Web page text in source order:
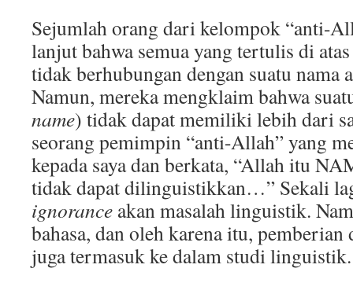
Sejumlah orang dari kelompok “anti-
lanjut bahwa semua yang tertulis di
tidak berhubungan dengan suatu nama
Namun, mereka mengklaim bahwa
name) tidak dapat memiliki lebih dari
seorang pemimpin “anti-Allah” yang
kepada saya dan berkata, “Allah itu
tidak dapat dilinguistikkan…” Sekali
ignorance akan masalah linguistik.
bahasa, dan oleh karena itu, pemberian
juga termasuk ke dalam studi linguistik.